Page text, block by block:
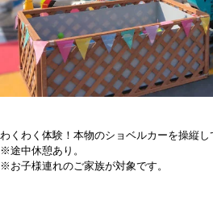
わくわく体験！本物のショベルカーを操縦し
※途中休憩あり。
※お子様連れのご家族が対象です。